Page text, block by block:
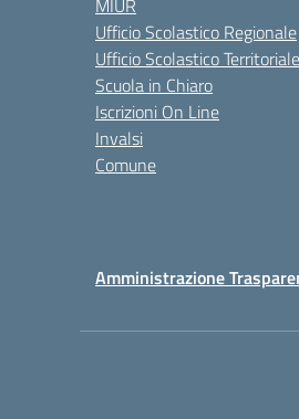
MIUR
Ufficio Scolastico Regionale
Ufficio Scolastico Territoriale
Scuola in Chiaro
Iscrizioni On Line
Invalsi
Comune
Amministrazione